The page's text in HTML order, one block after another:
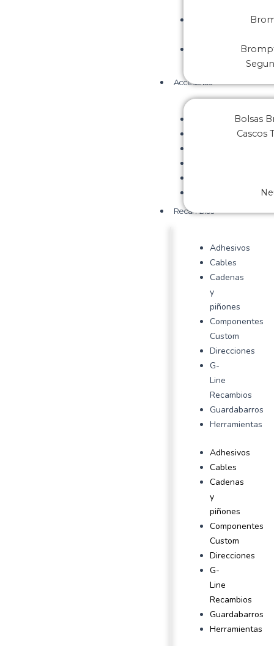
Accesorios
Bolsas
Cascos
Recambios
Adhesivos
Cables
Cadenas
y
piñones
Componentes
Custom
Direcciones
G-
Line
Recambios
Guardabarros
Herramientas
Adhesivos
Cables
Cadenas
y
piñones
Componentes
Custom
Direcciones
G-
Line
Recambios
Guardabarros
Herramientas